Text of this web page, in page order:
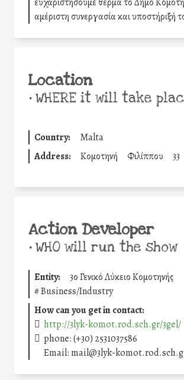
αμέριστη συνεργασία και υποστήριξή
Location
•WHERE it will take
Country:
Malta
Address:
Κομοτηνή Φιλίππου 33
Action Developer
•WHO will run the show
Entity:
3ο Γενικό Λύκειο Κομοτηνής
#Business/Industry
How can you get in contact:
http://3lyk-komot.rod.sch.gr/3gel/
phone: (+30) 2531037586
Email: mail@3lyk-